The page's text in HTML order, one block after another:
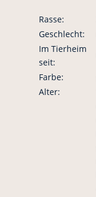
Rasse:
Geschlecht:
Im Tierheim
seit:
Farbe:
Alter: